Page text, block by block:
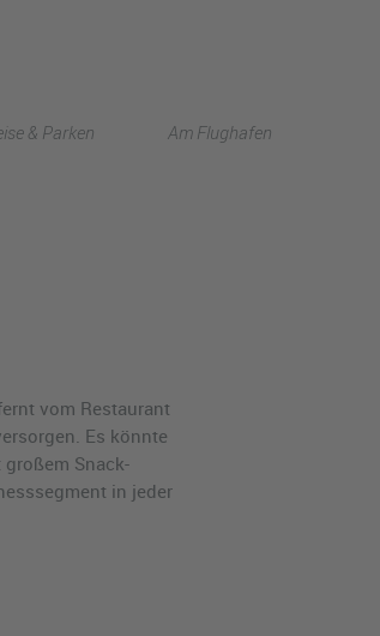
& Parken Am Flughafen
vom Restaurant
Es könnte
Snack-
in jeder